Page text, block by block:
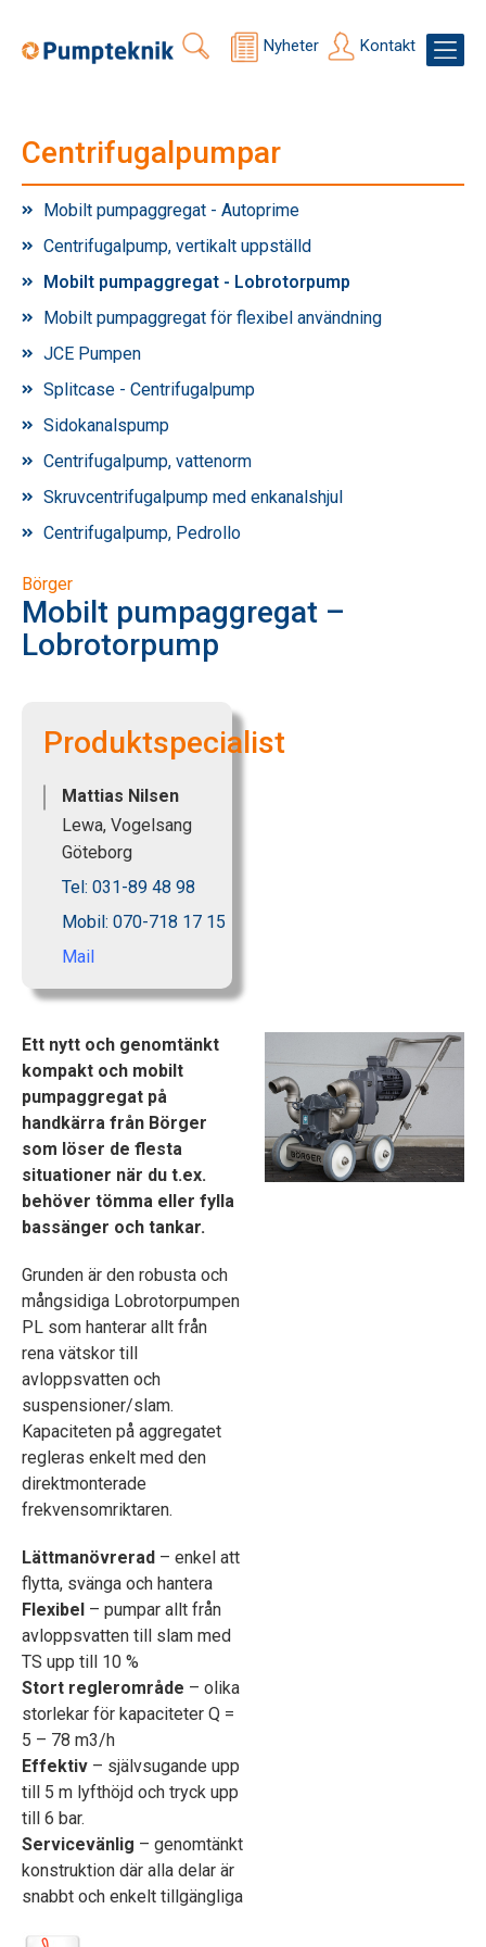
Nyheter Kontakt
Centrifugalpumpar
Mobilt pumpaggregat - Autoprime
Centrifugalpump, vertikalt uppställd
Mobilt pumpaggregat - Lobrotorpump
Mobilt pumpaggregat för flexibel användning
JCE Pumpen
Splitcase - Centrifugalpump
Sidokanalspump
Centrifugalpump, vattenorm
Skruvcentrifugalpump med enkanalshjul
Centrifugalpump, Pedrollo
Börger
Mobilt pumpaggregat –
Lobrotorpump
Produktspecialist
Mattias Nilsen
Lewa, Vogelsang
Göteborg
Tel: 031-89 48 98
Mobil: 070-718 17 15
Mail
Ett nytt och genomtänkt
kompakt och mobilt
pumpaggregat på
handkärra från Börger
som löser de flesta
situationer när du t.ex.
behöver tömma eller fylla
bassänger och tankar.
Grunden är den robusta och
mångsidiga Lobrotorpumpen
PL som hanterar allt från
rena vätskor till
avloppsvatten och
suspensioner/slam.
Kapaciteten på aggregatet
regleras enkelt med den
direktmonterade
frekvensomriktaren.
Lättmanövrerad – enkel att
flytta, svänga och hantera
Flexibel – pumpar allt från
avloppsvatten till slam med
TS upp till 10 %
Stort reglerområde – olika
storlekar för kapaciteter Q =
5 – 78 m3/h
Effektiv – självsugande upp
till 5 m lyfthöjd och tryck upp
till 6 bar.
Servicevänlig – genomtänkt
konstruktion där alla delar är
snabbt och enkelt tillgängliga